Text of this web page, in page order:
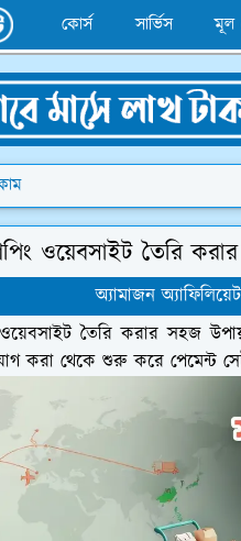
কোর্স সার্ভিস মূল
ওয়েবসাইট তৈরি
অ্যামাজন
ওয়েবসাইট তৈরি করার সহজ
করা থেকে শুরু করে পেমেন্ট